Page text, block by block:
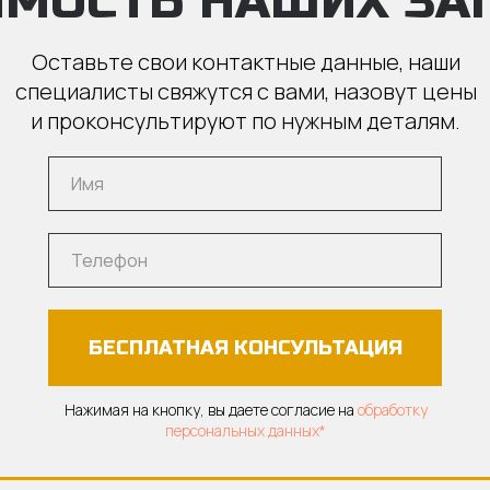
Оставьте свои контактные данные, наши
специалисты свяжутся с вами, назовут цены
и проконсультируют по нужным деталям.
БЕСПЛАТНАЯ КОНСУЛЬТАЦИЯ
Нажимая на кнопку, вы даете согласие на обработку
персональных данных*